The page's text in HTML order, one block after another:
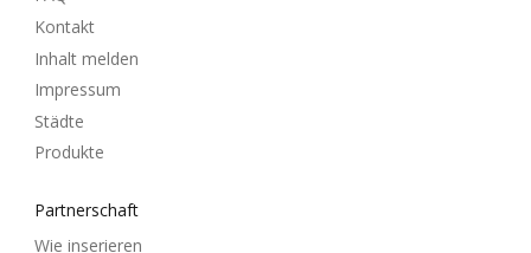
Kontakt
Inhalt melden
Impressum
Städte
Produkte
Partnerschaft
Wie inserieren